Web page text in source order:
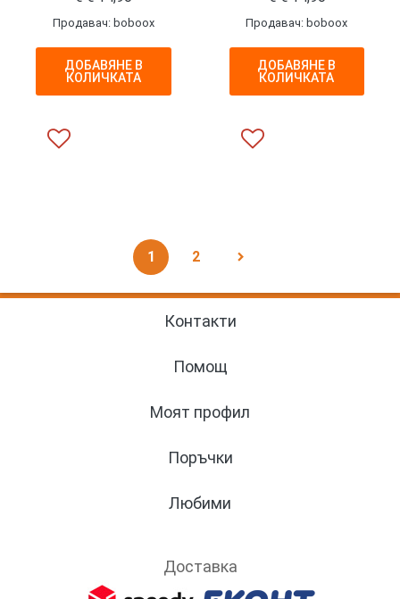
Продавач: boboox
ДОБАВЯНЕ В
КОЛИЧКАТА
Продавач: boboox
ДОБАВЯНЕ В
КОЛИЧКАТА
1 2 navigate_next
Контакти
Помощ
Моят профил
Поръчки
Любими
Доставка